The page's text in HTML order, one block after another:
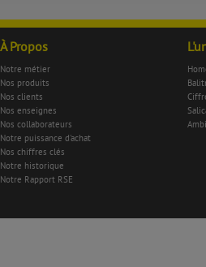
À Propos
Notre métier
Nos produits
Nos clients
Nos enseignes
Nos collaborateurs
Notre puissance d'achat
Nos chiffres clés
Notre historique
Notre Rapport RSE